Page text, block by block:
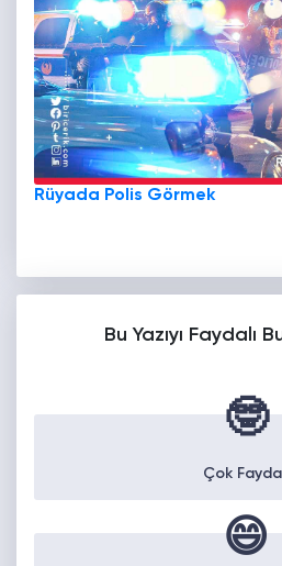
Rüyada Polis Görmek
Bu Yazıyı Faydalı
🤓
Çok
😄